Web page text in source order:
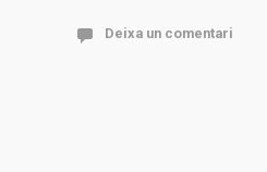
Deixa un comentari